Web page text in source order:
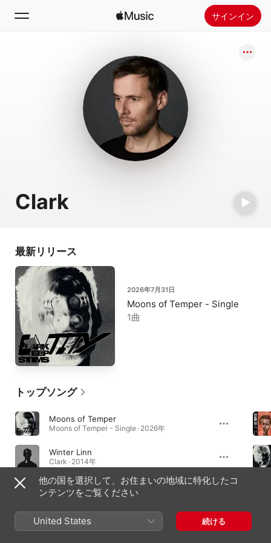
サインイン
新着おすすめ
Apple Musicをインストール
Clark
最新リリース
2026年7月31日
Moons of Temper - Single
1曲
トップソング
Moons of Temper
Moons of Temper - Single · 2026年
Winter Linn
Clark · 2014年
Dolgoch Tape
Sus Dog · 2023年
他の国を選択して、お住まいの地域に特化したコ
ンテンツをご覧ください
United States 続ける